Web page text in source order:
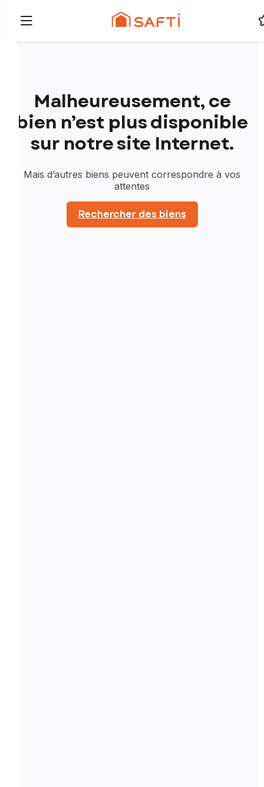
Malheureusement, ce
bien n’est plus disponible
sur notre site Internet.
Mais d’autres biens peuvent correspondre à vos
attentes
Rechercher des biens